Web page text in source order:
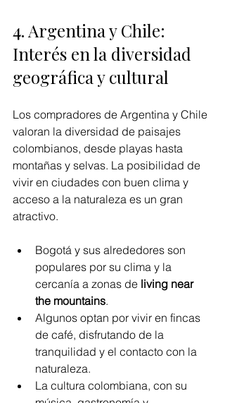
4. Argentina y Chile:
Interés en la diversidad
geográfica y cultural
Los compradores de Argentina y Chile
valoran la diversidad de paisajes
colombianos, desde playas hasta
montañas y selvas. La posibilidad de
vivir en ciudades con buen clima y
acceso a la naturaleza es un gran
atractivo.
Bogotá y sus alrededores son
populares por su clima y la
cercanía a zonas de living near
the mountains.
Algunos optan por vivir en fincas
de café, disfrutando de la
tranquilidad y el contacto con la
naturaleza.
La cultura colombiana, con su